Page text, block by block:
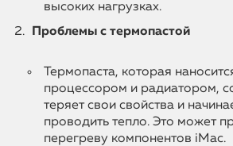
высоких нагрузках.
Проблемы с термопастой
Термопаста, которая
процессором и радиатором,
теряет свои свойства и
проводить тепло. Это может
перегреву компонентов iMac.